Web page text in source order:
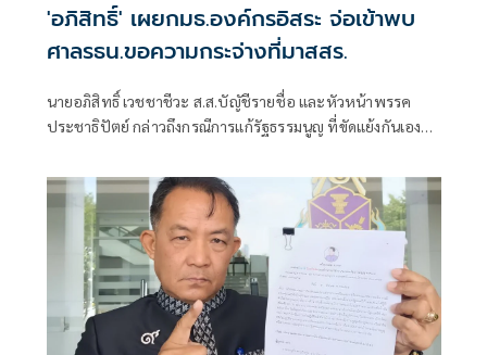
'อภิสิทธิ์' เผยกมธ.องค์กรอิสระ จ่อเข้าพบ
ศาลรธน.ขอความกระจ่างที่มาสสร.
นายอภิสิทธิ์ เวชชาชีวะ ส.ส.บัญัชีรายชื่อ และหัวหน้าพรรค
ประชาธิปัตย์ กล่าวถึงกรณีการแก้รัฐธรรมนูญ ที่ขัดแย้งกันเอง
เห็น ก็เป็นร่างที่คล้ายคลึงกับที่เคยเสนอมาก่อนหน้านี้